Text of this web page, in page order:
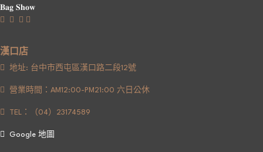
𝐁𝐚𝐠 𝐒𝐡𝐨𝐰
漢口店
地址: 台中市西屯區漢口路二段12號
營業時間：AM12:00-PM21:00 六日公休
TEL：（04）23174589
Google 地圖